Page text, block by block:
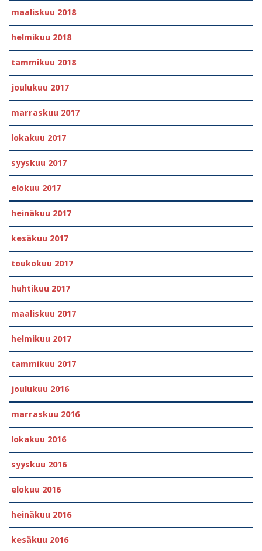
maaliskuu 2018
helmikuu 2018
tammikuu 2018
joulukuu 2017
marraskuu 2017
lokakuu 2017
syyskuu 2017
elokuu 2017
heinäkuu 2017
kesäkuu 2017
toukokuu 2017
huhtikuu 2017
maaliskuu 2017
helmikuu 2017
tammikuu 2017
joulukuu 2016
marraskuu 2016
lokakuu 2016
syyskuu 2016
elokuu 2016
heinäkuu 2016
kesäkuu 2016